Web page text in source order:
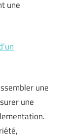
une
une
une